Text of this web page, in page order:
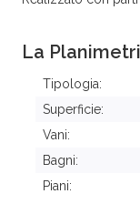
La
Tipologia:
Superficie:
Vani:
Bagni:
Piani: